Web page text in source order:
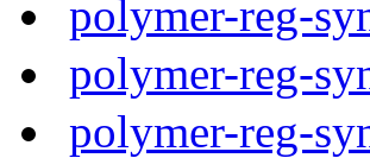
polymer-reg-
polymer-reg-
polymer-reg-